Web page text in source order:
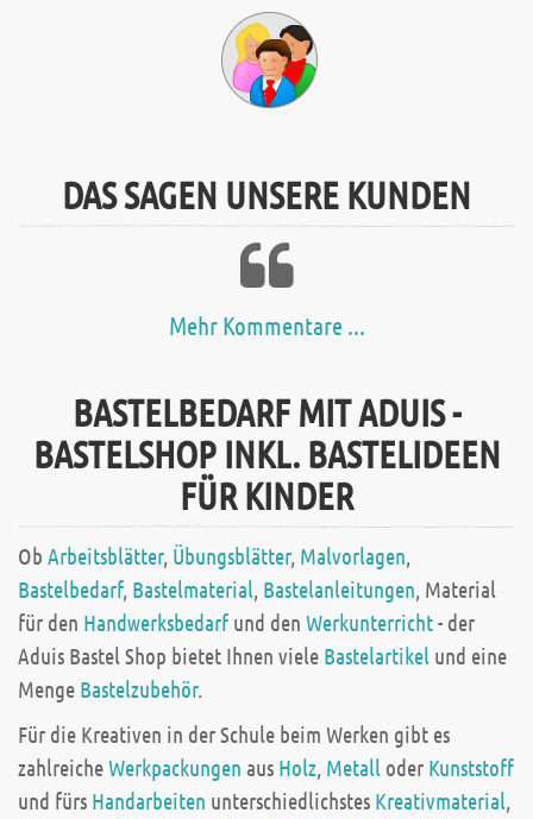
DAS SAGEN UNSERE KUNDEN
Mehr Kommentare ...
BASTELBEDARF MIT ADUIS -
BASTELSHOP INKL. BASTELIDEEN
FÜR KINDER
Ob Arbeitsblätter, Übungsblätter, Malvorlagen,
Bastelbedarf, Bastelmaterial, Bastelanleitungen, Material
für den Handwerksbedarf und den Werkunterricht- der
Aduis Bastel Shop bietet Ihnen viele Bastelartikel und eine
Menge Bastelzubehör.
Für die Kreativen in der Schule beim Werken gibt es
zahlreicheWerkpackungen aus Holz, Metall oder Kunststoff
und fürs Handarbeiten unterschiedlichstes Kreativmaterial,